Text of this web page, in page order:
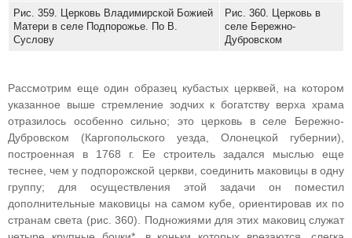
Рис. 359. Церковь Владимирской Божией
Матери в селе Подпорожье. По В.
Суслову
Рис. 360. Церковь в
селе Бережно-
Дубровском
Рассмотрим еще один образец кубастых церквей, на котором
указанное выше стремление зодчих к богатству верха храма
отразилось особенно сильно; это церковь в селе Бережно-
Дубровском (Каргопольского уезда, Олонецкой губернии),
построенная в 1768 г. Ее строитель задался мыслью еще
теснее, чем у подпорожской церкви, соединить маковицы в одну
группу; для осуществления этой задачи он поместил
дополнительные маковицы на самом кубе, ориентировав их по
странам света (рис. 360). Подножиями для этих маковиц служат